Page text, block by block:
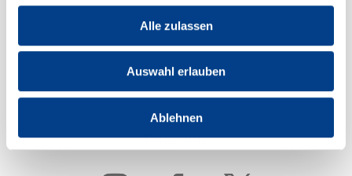
Alle zulassen
Auswahl erlauben
Ablehnen
Folge uns